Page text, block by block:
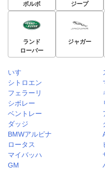
ボルボ ジープ
ランド
ローバー
ジャガー
いすゞ
シトロエン
フェラーリ
シボレー
ベントレー
ダッジ
BMWアルピナ
ロータス
マイバッハ
GM